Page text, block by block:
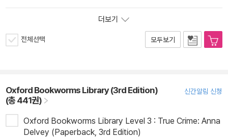
더보기
전체선택 모두보기
Oxford Bookworms Library (3rd Edition)
(총 441권)
신간알림 신청
Oxford Bookworms Library Level 3 : True Crime: Anna
Delvey (Paperback, 3rd Edition)